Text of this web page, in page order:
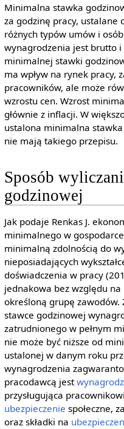
Minimalna stawka
za godzinę pracy, ustalane
różnych typów umów i
wynagrodzenia jest brutto i
minimalnej stawki
ma wpływ na rynek pracy,
pracowników, ale może
wzrostu cen. Wzrost
głównie z inflacji. W
ustalona minimalna
nie mają takiego przepisu.
Sposób
godzinowej
Jak podaje Renkas J.
minimalnego w
minimalną zdolnością do
nieposiadających
doświadczenia w pracy
jednakowa bez względu na
określoną grupę
stawce godzinowej
zatrudnionego w pełnym
nie może być niższe od
ustalonej w danym roku
wynagrodzenia
pracodawcą jest
przysługująca
ubezpieczenie społeczne,
oraz składki na